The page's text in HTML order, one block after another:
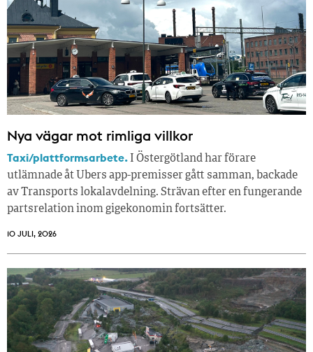
Nya vägar mot rimliga villkor
Taxi/plattformsarbete. I Östergötland har förare
utlämnade åt Ubers app-premisser gått samman, backade
av Transports lokalavdelning. Strävan efter en fungerande
partsrelation inom gigekonomin fortsätter.
10 JULI, 2026